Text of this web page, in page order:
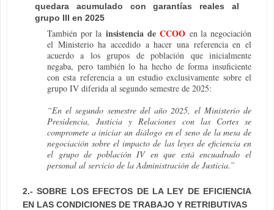
quedara acumulado con garantías reales al
grupo III en 2025
También por la insistencia deCCOO en la negociación
el Ministerio ha accedido a hacer una referencia en el
acuerdo a los grupos de población que inicialmente
negaba, pero también lo ha hecho de forma insuficiente
con esta referencia a un estudio exclusivamente sobre el
grupo IV diferida al segundo semestre de 2025:
“En el segundo semestre del año 2025, el Ministerio de
Presidencia, Justicia y Relaciones con las Cortes se
compromete a iniciar un diálogo en el seno de la mesa de
negociación sobre el impacto de las leyes de eficiencia en
el grupo de población IV en que está encuadrado el
personal al servicio de la Administración de Justicia.”
2.- SOBRE LOS EFECTOS DE LA LEY DE EFICIENCIA
EN LAS CONDICIONES DE TRABAJO Y RETRIBUTIVAS